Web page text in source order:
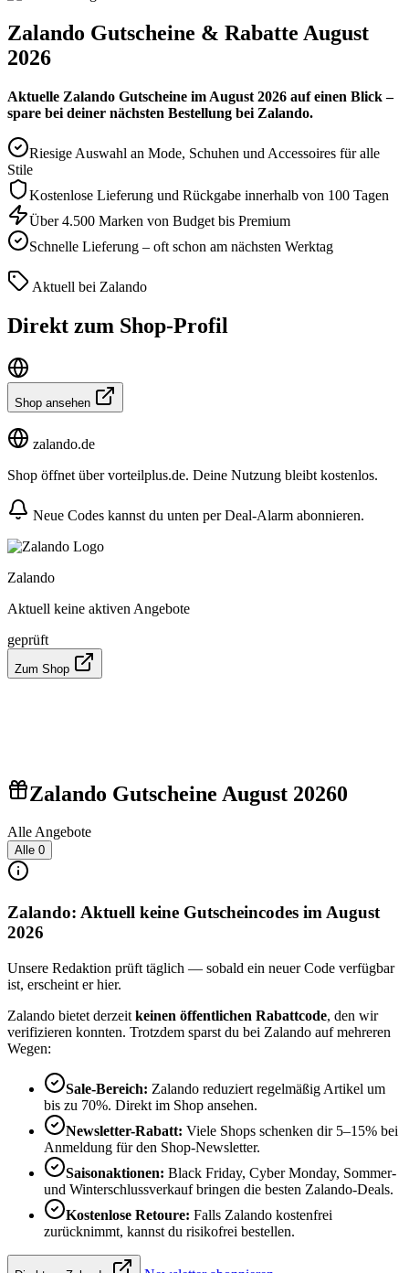
Zalando Gutscheine & Rabatte August
2026
Aktuelle Zalando Gutscheine im August 2026 auf einen Blick –
spare bei deiner nächsten Bestellung bei Zalando.
Riesige Auswahl an Mode, Schuhen und Accessoires für alle
Stile
Kostenlose Lieferung und Rückgabe innerhalb von 100 Tagen
Über 4.500 Marken von Budget bis Premium
Schnelle Lieferung – oft schon am nächsten Werktag
Aktuell bei Zalando
Direkt zum Shop-Profil
Shop ansehen
zalando.de
Shop öffnet über vorteilplus.de. Deine Nutzung bleibt kostenlos.
Neue Codes kannst du unten per Deal-Alarm abonnieren.
Zalando
Aktuell keine aktiven Angebote
geprüft
Zum Shop
Zalando Gutscheine August 20260
Alle Angebote
Alle 0
Zalando: Aktuell keine Gutscheincodes im August
2026
Unsere Redaktion prüft täglich — sobald ein neuer Code verfügbar
ist, erscheint er hier.
Zalando bietet derzeit keinen öffentlichen Rabattcode, den wir
verifizieren konnten. Trotzdem sparst du bei Zalando auf mehreren
Wegen:
Sale-Bereich: Zalando reduziert regelmäßig Artikel um
bis zu 70%. Direkt im Shop ansehen.
Newsletter-Rabatt: Viele Shops schenken dir 5–15% bei
Anmeldung für den Shop-Newsletter.
Saisonaktionen: Black Friday, Cyber Monday, Sommer-
und Winterschlussverkauf bringen die besten Zalando-Deals.
Kostenlose Retoure: Falls Zalando kostenfrei
zurücknimmt, kannst du risikofrei bestellen.